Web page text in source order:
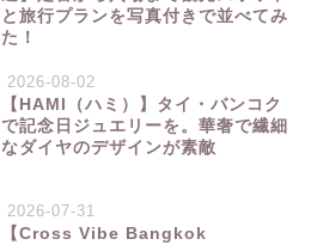
と旅行プランを写真付きで並べてみ
た！
2026-08-02
【HAMI（ハミ）】タイ・バンコク
で記念日ジュエリーを。華奢で繊細
なダイヤのデザインが素敵
2026-07-31
【Cross Vibe Bangkok